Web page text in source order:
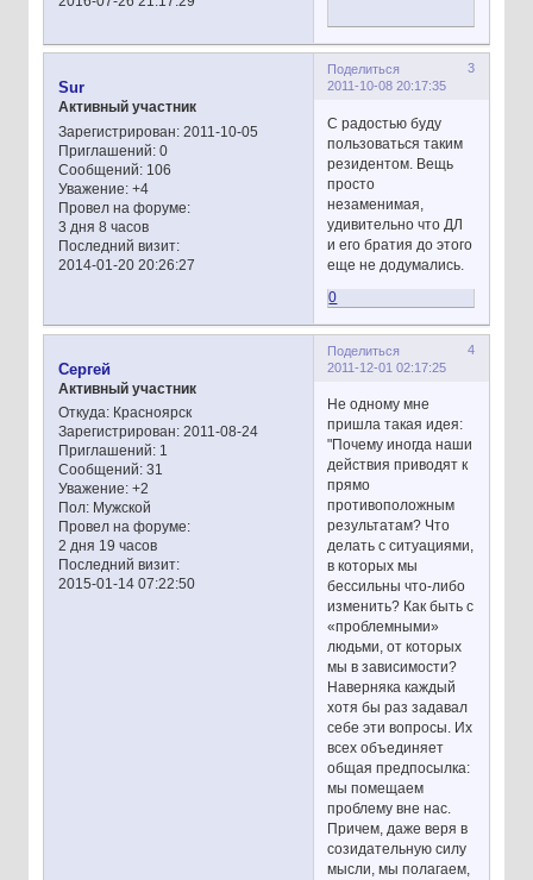
Поделиться
3
2011-10-08 20:17:35
Sur
Активный участник
Зарегистрирован: 2011-10-05
Приглашений:0
Сообщений:106
Уважение: +4
Провел на форуме:
3 дня 8 часов
Последний визит:
2014-01-20 20:26:27
C радостью буду
пользоваться таким
резидентом. Вещь
просто
незаменимая,
удивительно что ДЛ
и его братия до этого
еще не додумались.
0
Поделиться
4
2011-12-01 02:17:25
Сергей
Активный участник
Откуда:Красноярск
Зарегистрирован: 2011-08-24
Приглашений:1
Сообщений:31
Уважение: +2
Пол:Мужской
Провел на форуме:
2 дня 19 часов
Последний визит:
2015-01-14 07:22:50
Не одному мне
пришла такая идея:
"Почему иногда наши
действия приводят к
прямо
противоположным
результатам? Что
делать с ситуациями,
в которых мы
бессильны что-либо
изменить? Как быть с
«проблемными»
людьми, от которых
мы в зависимости?
Наверняка каждый
хотя бы раз задавал
себе эти вопросы. Их
всех объединяет
общая предпосылка:
мы помещаем
проблему вне нас.
Причем, даже веря в
созидательную силу
мысли, мы полагаем,